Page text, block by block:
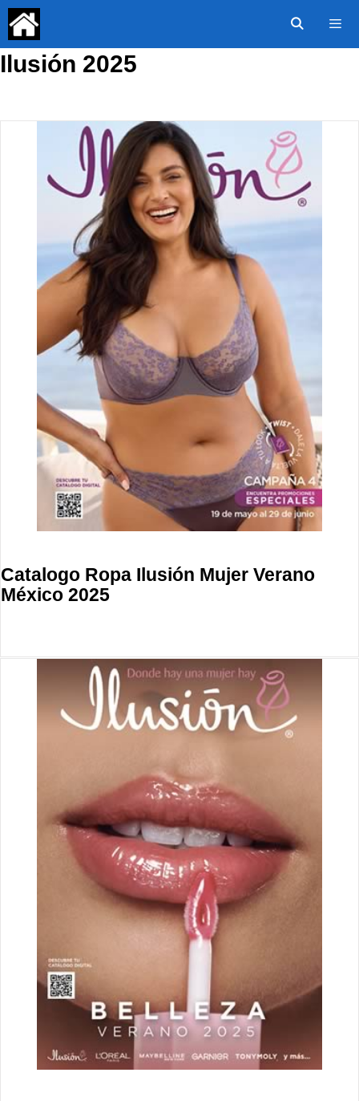
Saltar
contenido
Ilusión 2025
Catalogo Ropa Ilusión Mujer Verano
México 2025